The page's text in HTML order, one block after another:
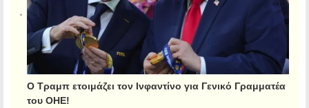
Ο Τραμπ ετοιμάζει τον Ινφαντίνο για Γενικό Γραμματέα
του ΟΗΕ!